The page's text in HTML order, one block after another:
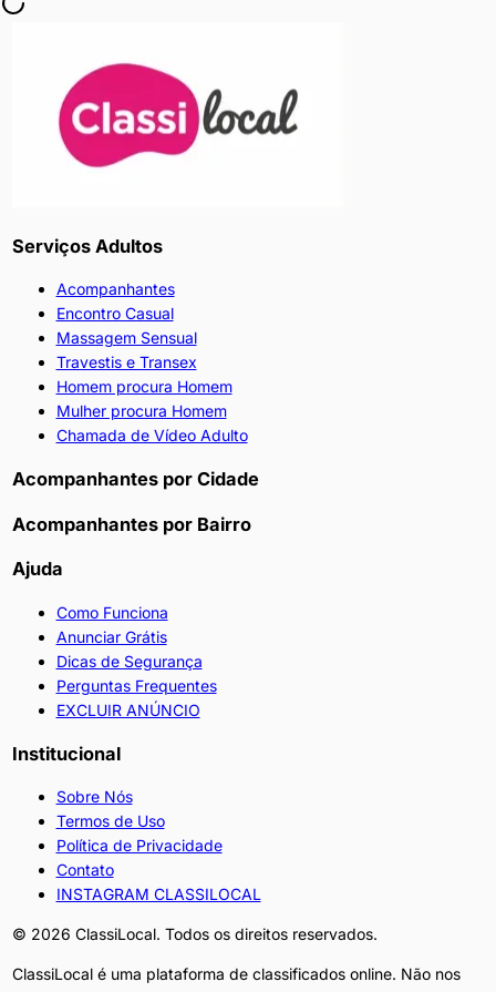
Serviços Adultos
Acompanhantes
Encontro Casual
Massagem Sensual
Travestis e Transex
Homem procura Homem
Mulher procura Homem
Chamada de Vídeo Adulto
Acompanhantes por Cidade
Acompanhantes por Bairro
Ajuda
Como Funciona
Anunciar Grátis
Dicas de Segurança
Perguntas Frequentes
EXCLUIR ANÚNCIO
Institucional
Sobre Nós
Termos de Uso
Política de Privacidade
Contato
INSTAGRAM CLASSILOCAL
© 2026 ClassiLocal. Todos os direitos reservados.
ClassiLocal é uma plataforma de classificados online. Não nos